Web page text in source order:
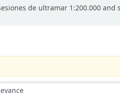
de ultramar 1:200.000 and